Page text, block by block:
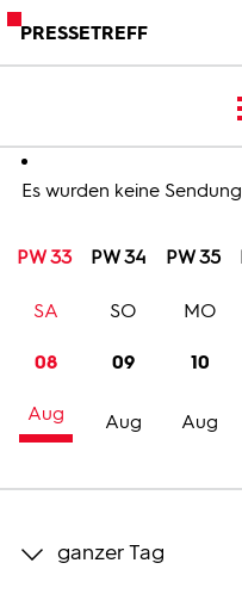
PRESSETREFF
Es wurden keine
PW 33 PW 34 PW 35
08
Aug
SA
09
Aug
SO
10
Aug
MO
ganzer Tag